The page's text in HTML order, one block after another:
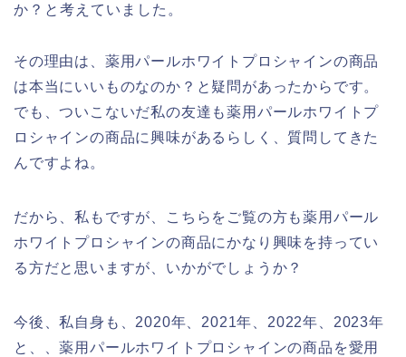
か？と考えていました。
その理由は、薬用パールホワイトプロシャインの商品
は本当にいいものなのか？と疑問があったからです。
でも、ついこないだ私の友達も薬用パールホワイトプ
ロシャインの商品に興味があるらしく、質問してきた
んですよね。
だから、私もですが、こちらをご覧の方も薬用パール
ホワイトプロシャインの商品にかなり興味を持ってい
る方だと思いますが、いかがでしょうか？
今後、私自身も、2020年、2021年、2022年、2023年
と、、薬用パールホワイトプロシャインの商品を愛用